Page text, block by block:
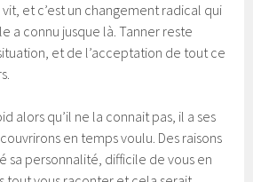
et c’est un changement radical qui
a connu jusque là. Tanner reste
et de l’acceptation de tout ce
alors qu’il ne la connait pas, il a ses
en temps voulu. Des raisons
sa personnalité, difficile de vous en